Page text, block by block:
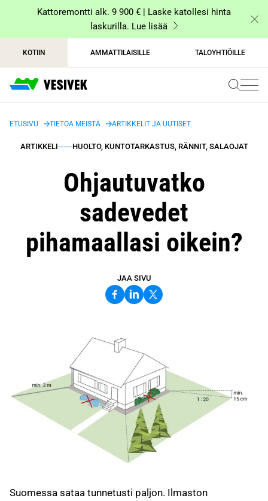
sisältöönKattoremontti alk. 9 900 € | Laske katollesi hinta
laskurilla. Lue lisää
KOTIIN AMMATTILAISILLE TALOYHTIÖILLE
ETUSIVU TIETOA MEISTÄ ARTIKKELIT JA UUTISET
ARTIKKELI HUOLTO, KUNTOTARKASTUS, RÄNNIT, SALAOJAT
Ohjautuvatko
sadevedet
pihamaallasi oikein?
JAA SIVU
Suomessa sataa tunnetusti paljon. Ilmaston